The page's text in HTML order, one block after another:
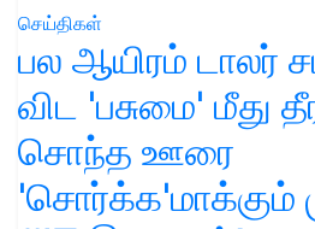
செய்திகள்
பல ஆயிரம் டாலர்
விட 'பசுமை' மீது
சொந்த ஊரை
'சொர்க்க'மாக்கும்